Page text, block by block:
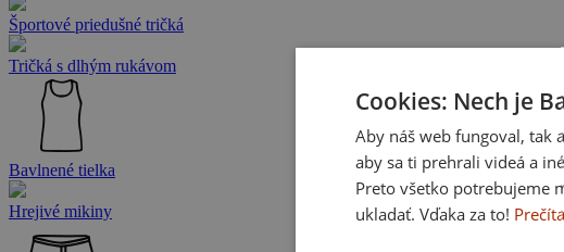
Športové priedušné tričká
Tričká s dlhým rukávom
Bavlnené tielka
Hrejivé mikiny
Cookies: Nech je
Aby náš web fungoval, tak
aby sa ti prehrali videá a
Preto všetko potrebujeme
ukladať. Vďaka za to!